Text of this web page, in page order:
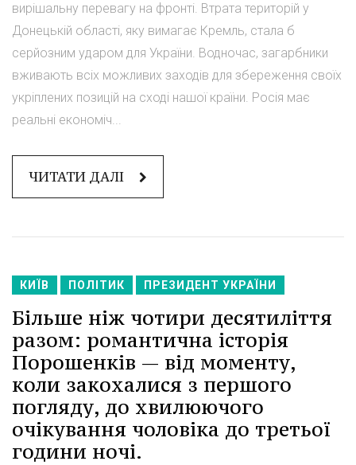
вирішальну перевагу на фронті. Втрата територій у
Донецькій області, яку вимагає Кремль, стала б
серйозним ударом для України. Водночас, загарбники
вживають всіх можливих заходів для збереження своїх
укріплених позицій на сході нашої країни. Росія має
реальні економіч...
ЧИТАТИ ДАЛІ
КИЇВ ПОЛІТИК ПРЕЗИДЕНТ УКРАЇНИ
Більше ніж чотири десятиліття
разом: романтична історія
Порошенків — від моменту,
коли закохалися з першого
погляду, до хвилюючого
очікування чоловіка до третьої
години ночі.